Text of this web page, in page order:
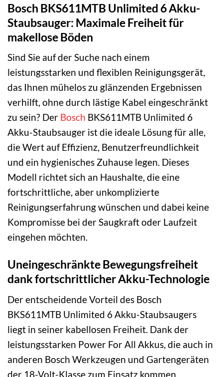
Bosch BKS611MTB Unlimited 6 Akku-
Staubsauger: Maximale Freiheit für
makellose Böden
Sind Sie auf der Suche nach einem
leistungsstarken und flexiblen Reinigungsgerät,
das Ihnen mühelos zu glänzenden Ergebnissen
verhilft, ohne durch lästige Kabel eingeschränkt
zu sein? Der Bosch BKS611MTB Unlimited 6
Akku-Staubsauger ist die ideale Lösung für alle,
die Wert auf Effizienz, Benutzerfreundlichkeit
und ein hygienisches Zuhause legen. Dieses
Modell richtet sich an Haushalte, die eine
fortschrittliche, aber unkomplizierte
Reinigungserfahrung wünschen und dabei keine
Kompromisse bei der Saugkraft oder Laufzeit
eingehen möchten.
Uneingeschränkte Bewegungsfreiheit
dank fortschrittlicher Akku-Technologie
Der entscheidende Vorteil des Bosch
BKS611MTB Unlimited 6 Akku-Staubsaugers
liegt in seiner kabellosen Freiheit. Dank der
leistungsstarken Power For All Akkus, die auch in
anderen Bosch Werkzeugen und Gartengeräten
der 18-Volt-Klasse zum Einsatz kommen,